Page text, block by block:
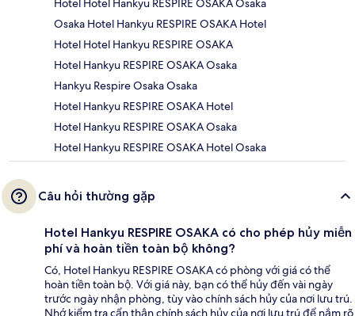
Hotel Hotel Hankyu RESPIRE OSAKA Osaka
Osaka Hotel Hankyu RESPIRE OSAKA Hotel
Hotel Hotel Hankyu RESPIRE OSAKA
Hotel Hankyu RESPIRE OSAKA Osaka
Hankyu Respire Osaka Osaka
Hotel Hankyu RESPIRE OSAKA Hotel
Hotel Hankyu RESPIRE OSAKA Osaka
Hotel Hankyu RESPIRE OSAKA Hotel Osaka
Câu hỏi thường gặp
Hotel Hankyu RESPIRE OSAKA có cho phép hủy miễn
phí và hoàn tiền toàn bộ không?
Có, Hotel Hankyu RESPIRE OSAKA có phòng với giá có thể
hoàn tiền toàn bộ. Với giá này, bạn có thể hủy đến vài ngày
trước ngày nhận phòng, tùy vào chính sách hủy của nơi lưu trú.
Nhớ kiểm tra cẩn thận chính sách hủy của nơi lưu trú để nắm rõ